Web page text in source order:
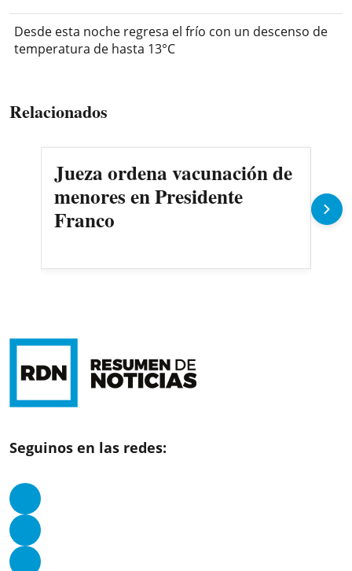
Desde esta noche regresa el frío con un descenso de
temperatura de hasta 13°C
Relacionados
Jueza ordena vacunación de
menores en Presidente
Franco
Seguinos en las redes: